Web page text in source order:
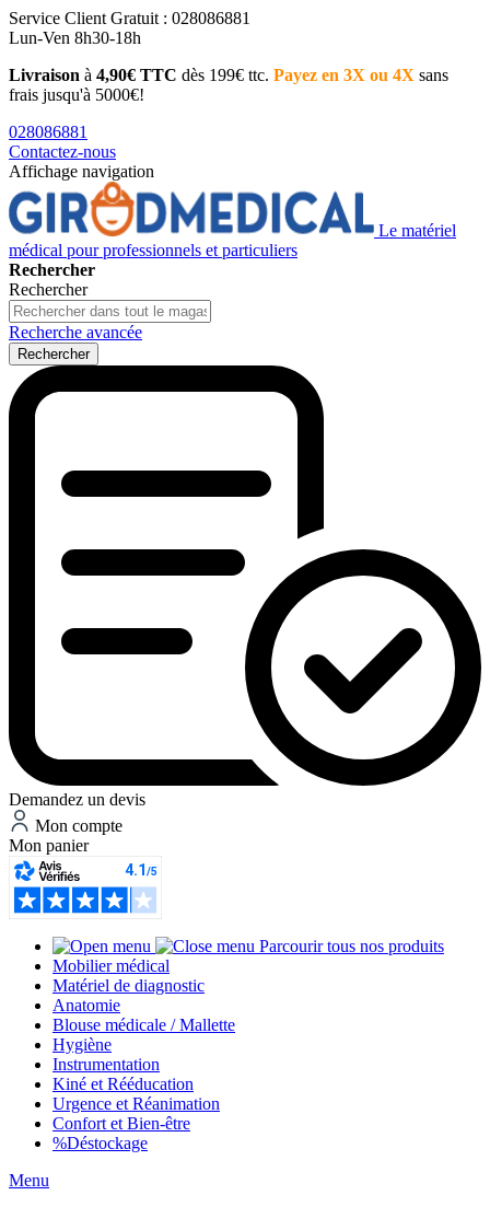
Service Client Gratuit : 028086881
Lun-Ven 8h30-18h
Livraison à 4,90€ TTC dès 199€ ttc. Payez en 3X ou 4X sans
frais jusqu'à 5000€!
028086881
Contactez-nous
Affichage navigation
Le matériel
médical pour professionnels et particuliers
Rechercher
Rechercher
Recherche avancée
Rechercher
Demandez un devis
Mon compte
Mon panier
Parcourir tous nos produits
Mobilier médical
Matériel de diagnostic
Anatomie
Blouse médicale / Mallette
Hygiène
Instrumentation
Kiné et Rééducation
Urgence et Réanimation
Confort et Bien-être
%Déstockage
Menu